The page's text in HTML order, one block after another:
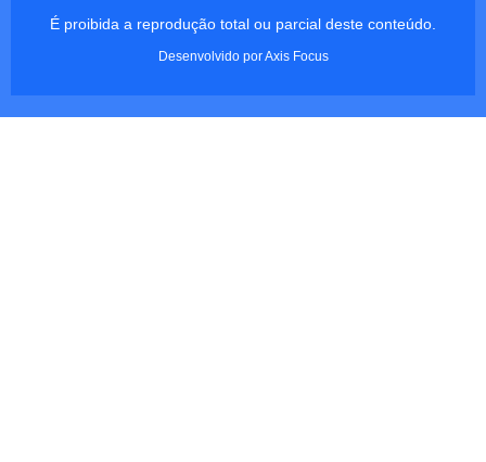
É proibida a reprodução total ou parcial deste conteúdo.
Desenvolvido porAxis Focus